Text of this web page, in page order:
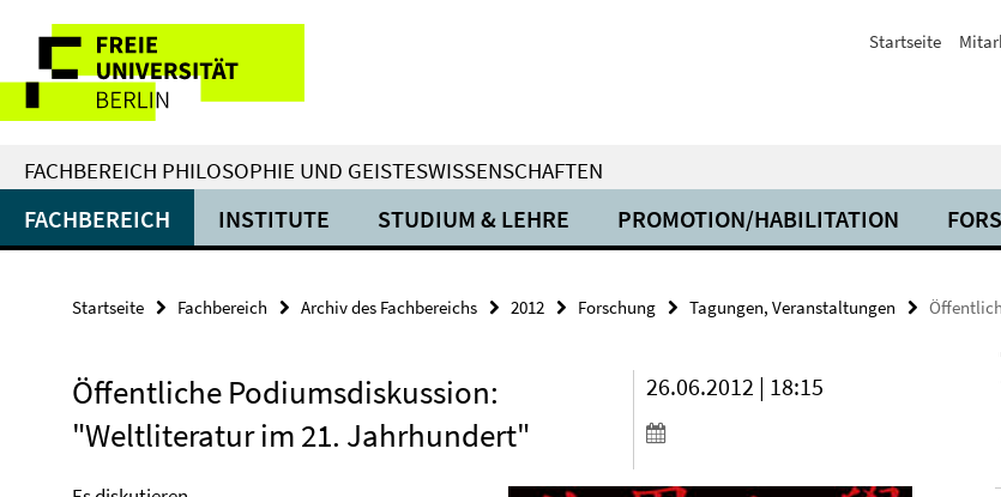
direkt
Inhalt
Service-
Navigation
Startseite
FACHBEREICH PHILOSOPHIE UND GEISTESWISSENSCHAFTEN
FACHBEREICH INSTITUTE STUDIUM & LEHRE PROMOTION/HABILITATION
Startseite Fachbereich Archiv des Fachbereichs 2012 Forschung Tagungen, Veranstaltungen
Öffentliche Podiumsdiskussion:
"Weltliteratur im 21. Jahrhundert"
26.06.2012 | 18:15